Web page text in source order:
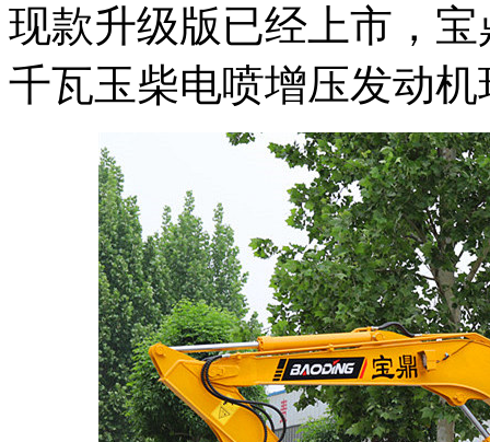
现款升级版已经上市，
千瓦玉柴电喷增压发动